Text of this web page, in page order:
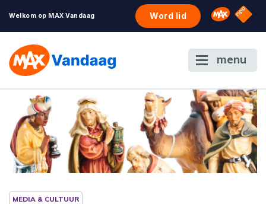
Welkom op MAX Vandaag Word lid Omroep
NPO
menu
MEDIA & CULTUUR